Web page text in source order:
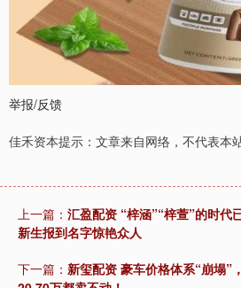
举报/反馈
佳禾资本提示：文章来自网络，不代表本
上一篇： 汇盈配资 “梓涵”“梓萱”的时代
新生报到名字惊艳众人
下一篇： 新玺配资 豪车价格体系“崩塌”